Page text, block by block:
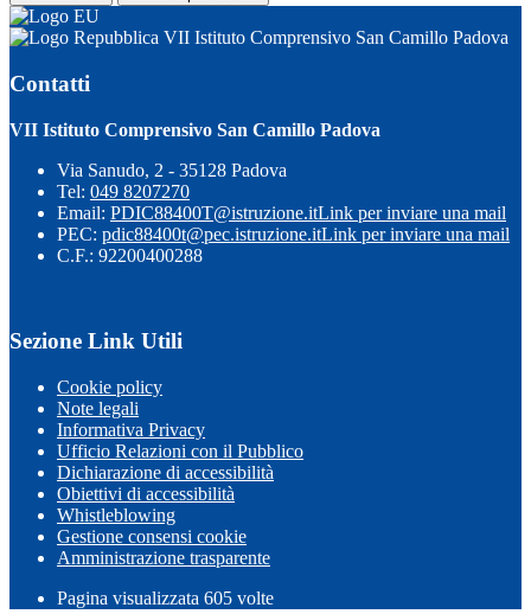
VII Istituto Comprensivo San Camillo Padova
Contatti
VII Istituto Comprensivo San Camillo Padova
Via Sanudo, 2 - 35128 Padova
Tel: 049 8207270
Email: PDIC88400T@istruzione.itLink per inviare una mail
PEC: pdic88400t@pec.istruzione.itLink per inviare una mail
C.F.: 92200400288
Sezione Link Utili
Cookie policy
Note legali
Informativa Privacy
Ufficio Relazioni con il Pubblico
Dichiarazione di accessibilità
Obiettivi di accessibilità
Whistleblowing
Gestione consensi cookie
Amministrazione trasparente
Pagina visualizzata 605 volte